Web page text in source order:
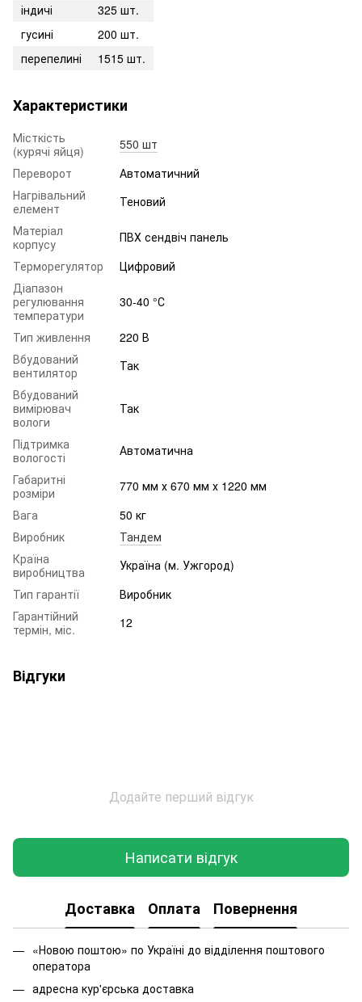
індичі
325 шт.
гусині
200 шт.
перепелині
1515 шт.
Характеристики
Місткість
(курячі яйця)
550 шт
Переворот
Автоматичний
Нагрівальний
елемент
Теновий
Матеріал
корпусу
ПВХ сендвіч панель
Терморегулятор
Цифровий
Діапазон
регулювання
температури
30-40 °С
Тип живлення
220 В
Вбудований
вентилятор
Так
Вбудований
вимірювач
вологи
Так
Підтримка
вологості
Автоматична
Габаритні
розміри
770 мм х 670 мм х 1220 мм
Вага
50 кг
Виробник
Тандем
Країна
виробництва
Україна (м. Ужгород)
Тип гарантії
Виробник
Гарантійний
термін, міс.
12
Відгуки
Додайте перший відгук
Написати відгук
Доставка Оплата Повернення
«Новою поштою» по Україні до відділення поштового
оператора
адресна кур'єрська доставка